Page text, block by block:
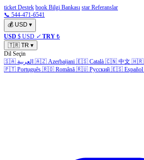
ticket Destek book Bilgi Bankası star Referanslar
📞 544-471-6541
💰 USD ▾
USD $ USD ✓ TRY ₺
🇹🇷 TR ▾
Dil Seçin
🇸🇦 العربية 🇦🇿 Azerbaijani 🇪🇸 Català 🇨🇳 中文 🇭🇷
🇵🇹 Português 🇷🇴 Română 🇷🇺 Русский 🇪🇸 Español